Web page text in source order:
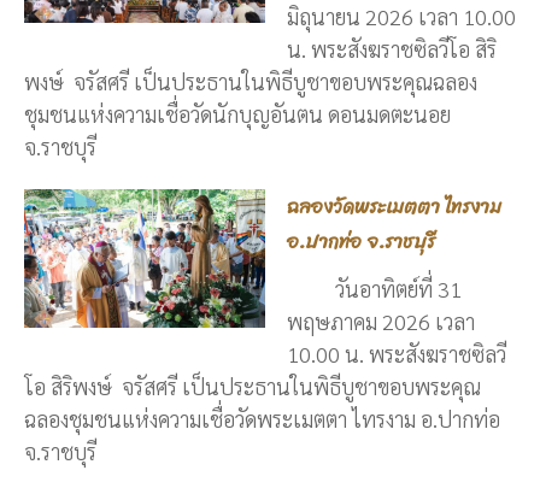
มิถุนายน 2026 เวลา 10.00
น. พระสังฆราชซิลวีโอ สิริ
พงษ์ จรัสศรี เป็นประธานในพิธีบูชาขอบพระคุณฉลอง
ชุมชนแห่งความเชื่อวัดนักบุญอันตน ดอนมดตะนอย
จ.ราชบุรี
ฉลองวัดพระเมตตา ไทรงาม
อ.ปากท่อ จ.ราชบุรี
วันอาทิตย์ที่ 31
พฤษภาคม 2026 เวลา
10.00 น. พระสังฆราชซิลวี
โอ สิริพงษ์ จรัสศรี เป็นประธานในพิธีบูชาขอบพระคุณ
ฉลองชุมชนแห่งความเชื่อวัดพระเมตตา ไทรงาม อ.ปากท่อ
จ.ราชบุรี